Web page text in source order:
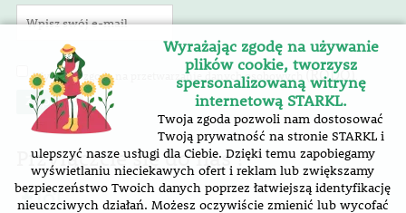
Wyrażam zgodę na przetwarzanie danych osobowych (RODO)
Przyłączcie się do nas !
Wyrażając zgodę na używanie
plików cookie, tworzysz
spersonalizowaną witrynę
internetową STARKL.
Twoja zgoda pozwoli nam dostosować
Twoją prywatność na stronie STARKL i
ulepszyć nasze usługi dla Ciebie. Dzięki temu zapobiegamy
wyświetlaniu nieciekawych ofert i reklam lub zwiększamy
bezpieczeństwo Twoich danych poprzez łatwiejszą identyfikację
nieuczciwych działań. Możesz oczywiście zmienić lub wycofać